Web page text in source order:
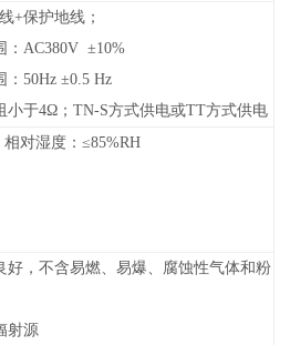
+保护地线；
：AC380V ±10%
：50Hz ±0.5 Hz
小于4Ω；TN-S方式供电或TT方式供电
对湿度：≤85%RH
好，不含易燃、易爆、腐蚀性气体和粉
射源